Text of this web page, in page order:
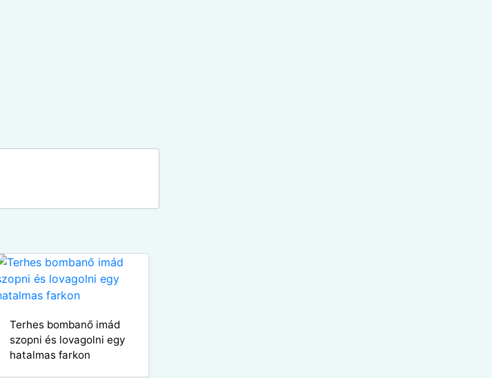
Terhes bombanő imád
szopni és lovagolni egy
hatalmas farkon